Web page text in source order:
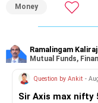
– Regular SIP of
– PPF investment
retirement.
– You have started
» Areas That Need
Money
Ramalingam
Mutual Funds,
Question by Ankit -
Sir Axis max nifty 500 momentum 50 fund mai mai 5yr